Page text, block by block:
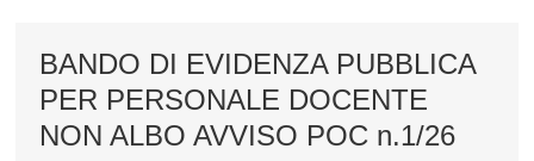
BANDO DI EVIDENZA PUBBLICA
PER PERSONALE DOCENTE
NON ALBO AVVISO POC n.1/26